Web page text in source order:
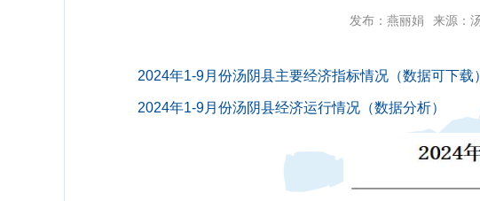
发布：燕丽娟 来源：
2024年1-9月份汤阴县主要经济指标情况（数据可下载
2024年1-9月份汤阴县经济运行情况（数据分析）